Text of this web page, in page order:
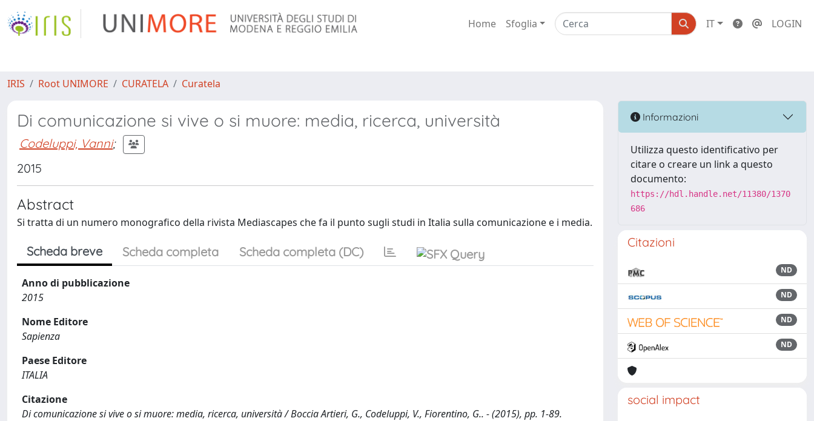
Home Sfoglia IT LOGIN
IRIS Root UNIMORE CURATELA Curatela
Di comunicazione si vive o si muore: media, ricerca, università
Codeluppi, Vanni;
2015
Abstract
Si tratta di un numero monografico della rivista Mediascapes che fa il punto sugli studi in Italia sulla comunicazione e i media.
Scheda breve Scheda completa Scheda completa (DC)
Anno di pubblicazione
2015
Nome Editore
Sapienza
Paese Editore
ITALIA
Citazione
Di comunicazione si vive o si muore: media, ricerca, università / Boccia Artieri, G., Codeluppi, V., Fiorentino, G.. - (2015), pp. 1-89.
Informazioni
Utilizza questo identificativo per
citare o creare un link a questo
documento:
https://hdl.handle.net/11380/1370
686
Citazioni
ND
ND
ND
ND
social impact